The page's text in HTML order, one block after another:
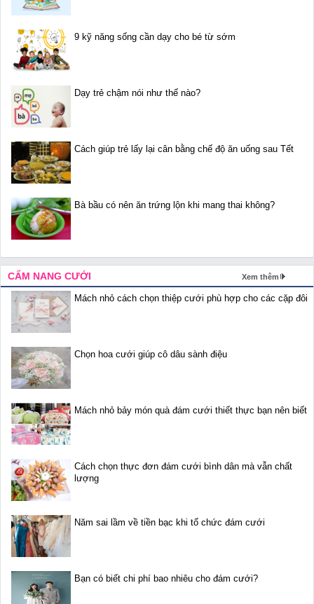
9 kỹ năng sống cần dạy cho bé từ sớm
Dạy trẻ chậm nói như thế nào?
Cách giúp trẻ lấy lại cân bằng chế độ ăn uống sau Tết
Bà bầu có nên ăn trứng lộn khi mang thai không?
CẨM NANG CƯỚI Xem thêm
Mách nhỏ cách chọn thiệp cưới phù hợp cho các cặp đôi
Chọn hoa cưới giúp cô dâu sành điệu
Mách nhỏ bảy món quà đám cưới thiết thực bạn nên biết
Cách chọn thực đơn đám cưới bình dân mà vẫn chất
lượng
Năm sai lầm về tiền bạc khi tổ chức đám cưới
Bạn có biết chi phí bao nhiêu cho đám cưới?